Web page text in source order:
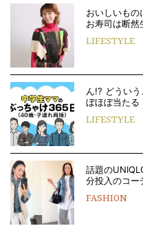
おいしいもの
お寿司は断
LIFESTYLE
ん!? どうい
ぼほぼ当た
LIFESTYLE
話題の
分投入のコー
FASHION